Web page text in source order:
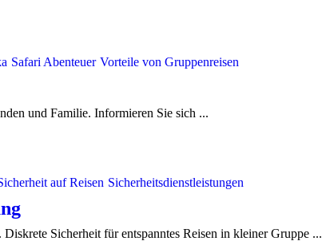
Safari Abenteuer Vorteile von Gruppenreisen
und Familie. Informieren Sie sich ...
auf Reisen Sicherheitsdienstleistungen
Sicherheit für entspanntes Reisen in kleiner Gruppe ...